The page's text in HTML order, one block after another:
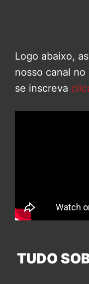
Logo abaixo,
nosso canal no
se inscreva
TUDO